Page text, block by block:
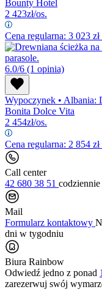
Bounty Hotel
2 423zł/os.
Cena regularna: 3 023 zł
6.0/6 (1 opinia)
Wypoczynek • Albania:
Bonita Dolce Vita
2 454zł/os.
Cena regularna: 2 854 zł
Call center
42 680 38 51 codziennie
Mail
Formularz kontaktowy
dni w tygodniu
Biura Rainbow
Odwiedź jedno z ponad
zarezerwuj swój